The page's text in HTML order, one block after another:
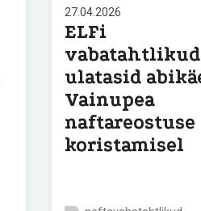
27.04.2026
ELFi
vabatahtlikud
ulatasid
Vainupea
naftareostuse
koristamisel